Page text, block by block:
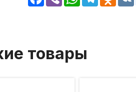
товары